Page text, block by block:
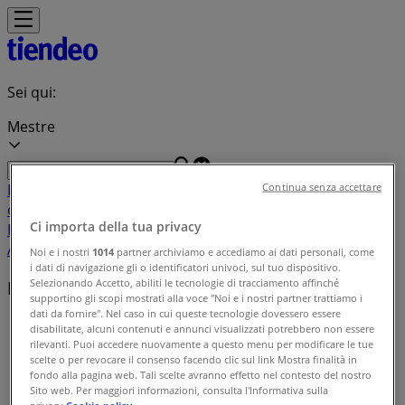
Sei qui:
Mestre
In Evidenza ElettronicaNovitàCura
casa e corpo
BenessereInfanzia e giochiAnimali
AssicurazioniViaggiRistorantiServizi
Indice delle offerte in Mestre
Tiendeo a Mestre»
Indice delle offerte
Ci importa della tua privacy
Noi e i nostri 1014 partner archiviamo e accediamo ai dati personali, come
i dati di navigazione gli o identificatori univoci, sul tuo dispositivo.
Selezionando Accetto, abiliti le tecnologie di tracciamento affinché
supportino gli scopi mostrati alla voce "Noi e i nostri partner trattiamo i
dati da fornire". Nel caso in cui queste tecnologie dovessero essere
disabilitate, alcuni contenuti e annunci visualizzati potrebbero non essere
rilevanti. Puoi accedere nuovamente a questo menu per modificare le tue
scelte o per revocare il consenso facendo clic sul link Mostra finalità in
fondo alla pagina web. Tali scelte avranno effetto nel contesto del nostro
Sito web. Per maggiori informazioni, consulta l'Informativa sulla
Continua senza accettare